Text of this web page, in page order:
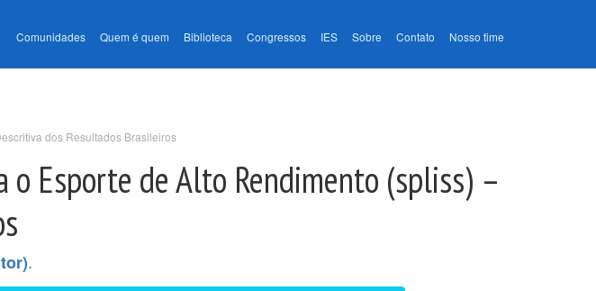
Comunidades Quem é quem Biblioteca Congressos IES Sobre Contato Nosso time
dos Resultados Brasileiros
o Esporte de Alto Rendimento (spliss) –
.